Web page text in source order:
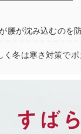
腰が沈み込むのを
く冬は寒さ対策でポ